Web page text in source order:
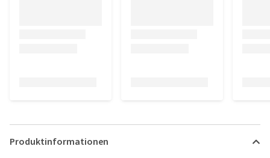
Produktinformationen